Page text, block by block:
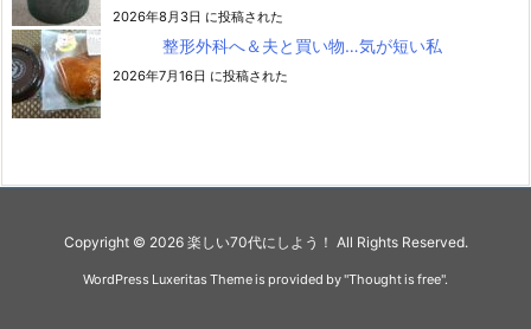
2026年8月3日 に投稿された
整形外科へ＆夫と買い物…気が短い私
2026年7月16日 に投稿された
Copyright © 2026 楽しい70代にしよう！ All Rights Reserved.
WordPress Luxeritas Theme is provided by "Thought is free".